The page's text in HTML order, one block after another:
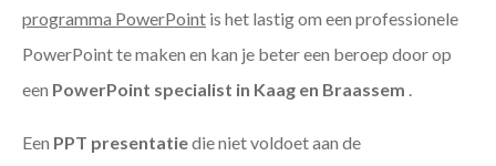
programma PowerPoint is het lastig om een professionele
PowerPoint te maken en kan je beter een beroep door op
een PowerPoint specialist in Kaag en Braassem .
Een PPT presentatiedie niet voldoet aan de